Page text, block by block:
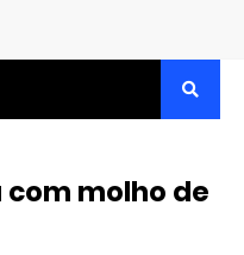
E
molho de